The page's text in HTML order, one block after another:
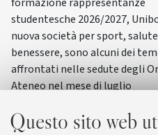
Questo sito web
studentesche 2026/2027,
nuova società per sport,
benessere, sono alcuni dei
affrontati nelle sedute degli
Ateneo nel mese di luglio